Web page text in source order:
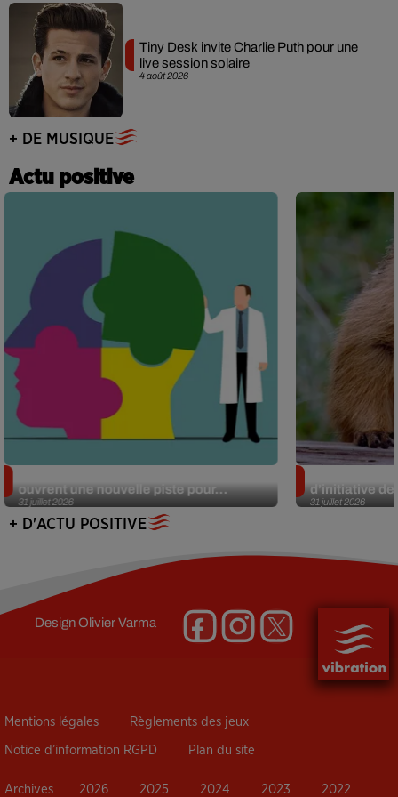
4 août 2026
Tiny Desk invite Charlie Puth pour une
live session solaire
+ DE MUSIQUE
Actu positive
31 juillet 2026
ouvrent une nouvelle piste pour...
31 juillet 2026
d’initiative
+ D'ACTU POSITIVE
DesignOlivier Varma
Mentions légales Règlements des jeux
Notice d’information RGPD Plan du site
Archives 2026 2025 2024 2023 2022